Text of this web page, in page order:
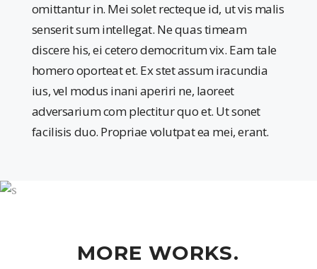
omittantur in. Mei solet recteque id, ut vis malis
senserit sum intellegat. Ne quas timeam
discere his, ei cetero democritum vix. Eam tale
homero oporteat et. Ex stet assum iracundia
ius, vel modus inani aperiri ne, laoreet
adversarium com plectitur quo et. Ut sonet
facilisis duo. Propriae volutpat ea mei, erant.
MORE WORKS.